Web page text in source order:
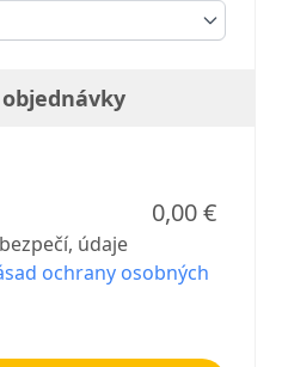
0,00 €
údaje
ochrany osobných